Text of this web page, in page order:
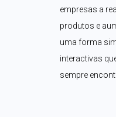
empresas a
produtos e
uma forma
interactivas
sempre